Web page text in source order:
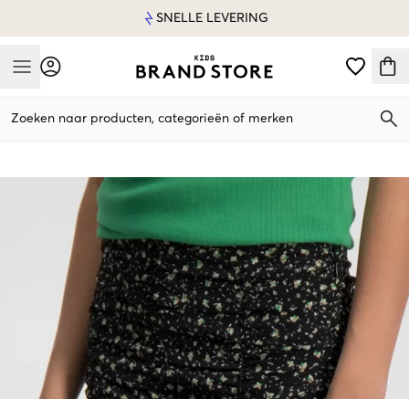
SNELLE LEVERING
Mobile Menu
Zoeken naar producten, categorieën of merken